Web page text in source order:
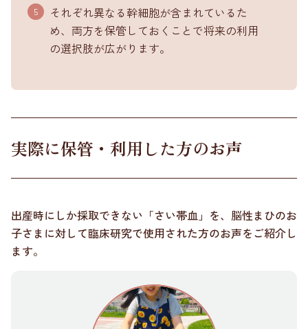
それぞれ異なる幹細胞が含まれているた
め、両方を保管しておくことで将来の利用
の選択肢が広がります。
実際に保管・利用した方のお声
出産時にしか採取できない「さい帯血」を、脳性まひのお
子さまに対して臨床研究で使用された方のお声をご紹介し
ます。